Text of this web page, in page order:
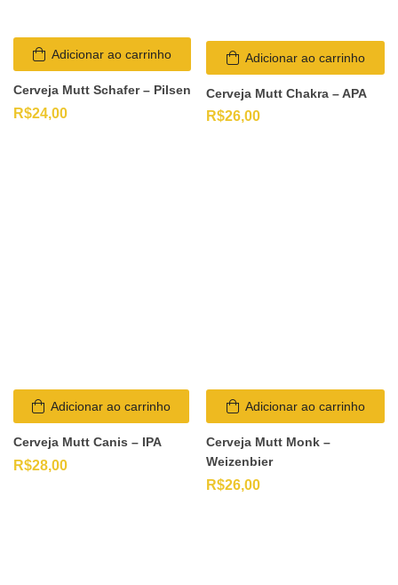
Adicionar ao carrinho
Cerveja Mutt Schafer – Pilsen
R$24,00
Adicionar ao carrinho
Cerveja Mutt Chakra – APA
R$26,00
Adicionar ao carrinho
Cerveja Mutt Canis – IPA
R$28,00
Adicionar ao carrinho
Cerveja Mutt Monk –
Weizenbier
R$26,00